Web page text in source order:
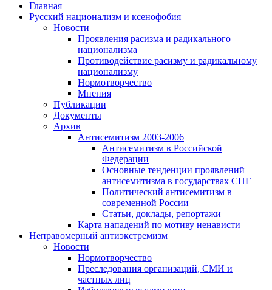
Главная
Русский национализм и ксенофобия
Новости
Проявления расизма и радикального
национализма
Противодействие расизму и радикальному
национализму
Нормотворчество
Мнения
Публикации
Документы
Архив
Антисемитизм 2003-2006
Антисемитизм в Российской
Федерации
Основные тенденции проявлений
антисемитизма в государствах СНГ
Политический антисемитизм в
современной России
Статьи, доклады, репортажи
Карта нападений по мотиву ненависти
Неправомерный антиэкстремизм
Новости
Нормотворчество
Преследования организаций, СМИ и
частных лиц